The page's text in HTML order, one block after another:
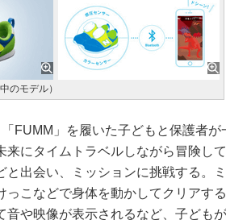
のモデル）
FUMM」を履いた子どもと保護者が
来にタイムトラベルしながら冒険し
と出会い、ミッションに挑戦する。
こなどで身体を動かしてクリアす
音や映像が表示されるなど、子ども